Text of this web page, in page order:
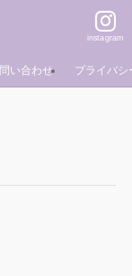
instagram
い合わせ プライバシ